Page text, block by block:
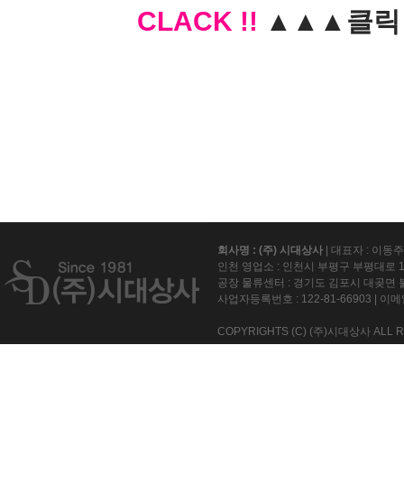
CLACK !! ▲▲▲클
회사명 : (주) 시대상사 | 대표자 : 이동
인천 영업소 : 인천시 부평구 부평대로
공장 물류센터 : 경기도 김포시 대곶면
사업자등록번호 : 122-81-66903 | 이
COPYRIGHTS (C) (주)시대상사 ALL